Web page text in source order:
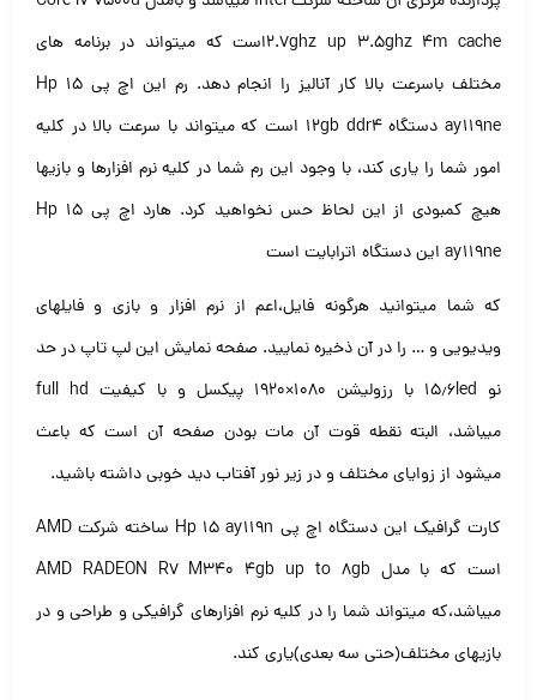
2.7ghz up 3.5ghz 4m cacheاست که میتواند در برنامه های
مختلف باسرعت بالا کار آنالیز را انجام دهد. رم این
اچ پی Hp 15
ay119ne دستگاه ۱۲gb ddr4 است که میتواند با سرعت بالا در کلیه
امور شما را یاری کند،با وجود این رم شما در کلیه نرم افزارها و بازیها
هیچ کمبودی از این لحاظ حس نخواهید کرد.
هارد اچ پی Hp 15
ay119ne این دستگاه ۱ترابایت است
که شما میتوانید هرگونه فایل،اعم از نرم افزار و بازی و فایلهای
ویدیویی و … را در آن ذخیره نمایید. صفحه نمایش این لپ تاپ در حد
نو ۱۵٫۶led با رزولیشن ۱۰۸۰×۱۹۲۰ پیکسل و با کیفیت full hd
میباشد، البته نقطه قوت آن مات بودن صفحه آن است که باعث
میشود از زوایای مختلف و در زیر نور آفتاب دید خوبی داشته باشید.
کارت گرافیک این دستگاه اچ پی Hp 15 ay119n ساخته شرکت AMD
است که با مدل
AMD RADEON R7M340 4gb up to 8gb
میباشد،که میتواند شما را در کلیه نرم افزارهای گرافیکی و طراحی و در
بازیهای مختلف(حتی سه بعدی)یاری کند.